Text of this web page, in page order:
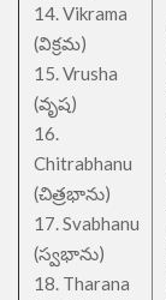
14. Vikrama
(విక్రమ)
15. Vrusha
(వృష)
16.
Chitrabhanu
(చిత్రభాను)
17. Svabhanu
(స్వభాను)
18. Tharana